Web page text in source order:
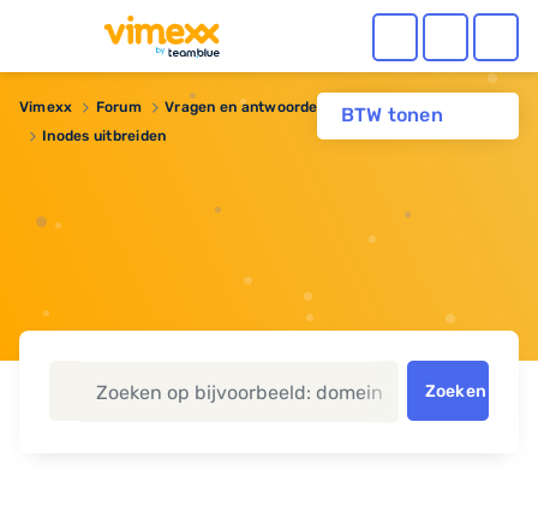
BTW tonen
Vimexx Forum Vragen en antwoorden
Webhosting
Inodes uitbreiden
Zoeken